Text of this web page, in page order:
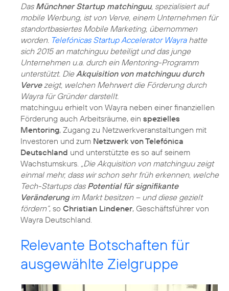
Das Münchner Startup matchinguu, spezialisiert auf
mobile Werbung, ist von Verve, einem Unternehmen für
standortbasiertes Mobile Marketing, übernommen
worden. Telefónicas Startup Accelerator Wayrahatte
sich 2015 an matchinguu beteiligt und das junge
Unternehmen u.a. durch ein Mentoring-Programm
unterstützt. DieAkquisition von matchinguu durch
Vervezeigt, welchen Mehrwert die Förderung durch
Wayra für Gründer darstellt.
matchinguu erhielt von Wayra neben einer finanziellen
Förderung auch Arbeitsräume, ein spezielles
Mentoring, Zugang zu Netzwerkveranstaltungen mit
Investoren und zum Netzwerk von Telefónica
Deutschland und unterstützte es so auf seinem
Wachstumskurs.
„Die Akquisition von matchinguu zeigt
einmal mehr, dass wir schon sehr früh erkennen, welche
Tech-Startups das Potential für signifikante
Veränderungim Markt besitzen – und diese gezielt
fördern“, so Christian Lindener, Geschäftsführer von
Wayra Deutschland.
Relevante Botschaften für
ausgewählte Zielgruppe